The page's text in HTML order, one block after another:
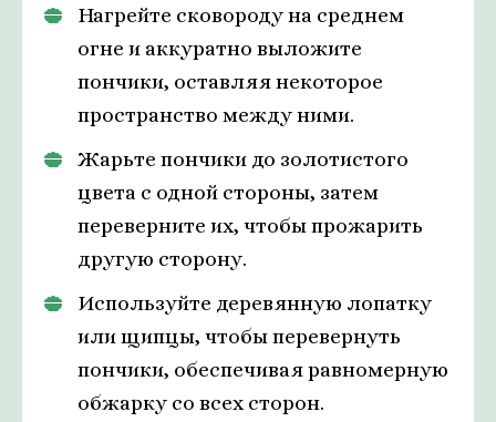
Нагрейте сковороду на среднем
огне и аккуратно выложите
пончики, оставляя некоторое
пространство между ними.
Жарьте пончики до золотистого
цвета с одной стороны, затем
переверните их, чтобы прожарить
другую сторону.
Используйте деревянную лопатку
или щипцы, чтобы перевернуть
пончики, обеспечивая равномерную
обжарку со всех сторон.